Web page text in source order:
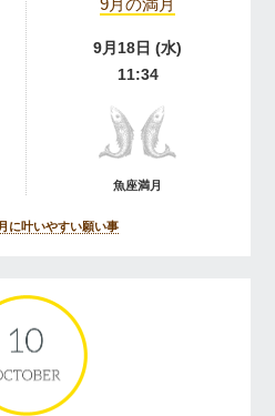
9月の満月
9月18日 (水)
11:34
魚座満月
に叶いやすい願い事